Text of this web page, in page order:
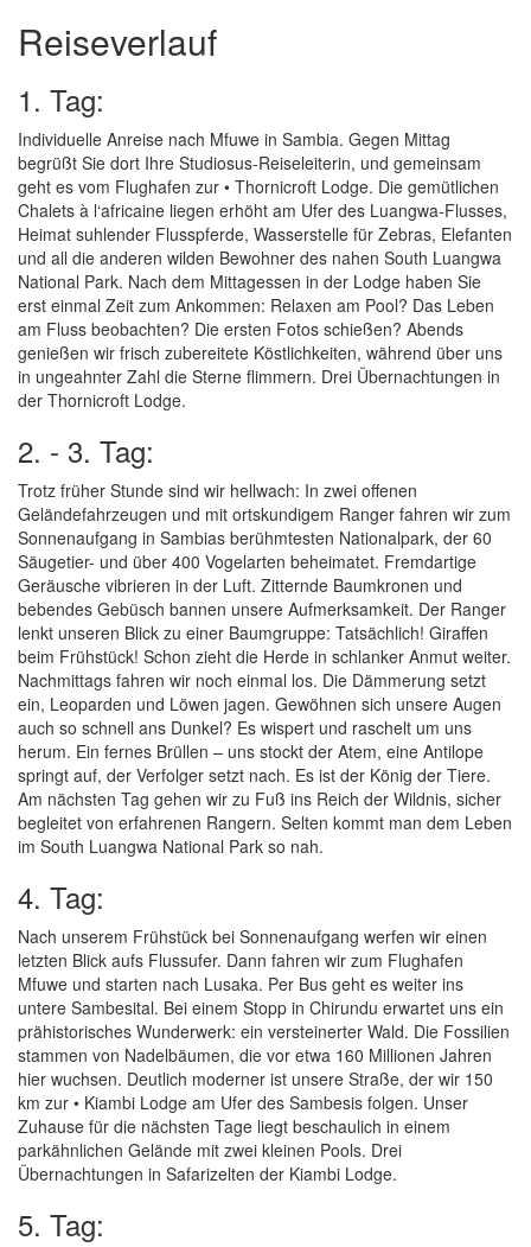
Reiseverlauf
1. Tag:
Individuelle Anreise nach Mfuwe in Sambia. Gegen Mittag
begrüßt Sie dort Ihre Studiosus-Reiseleiterin, und gemeinsam
geht es vom Flughafen zur • Thornicroft Lodge. Die gemütlichen
Chalets à l‘africaine liegen erhöht am Ufer des Luangwa-Flusses,
Heimat suhlender Flusspferde, Wasserstelle für Zebras, Elefanten
und all die anderen wilden Bewohner des nahen South Luangwa
National Park. Nach dem Mittagessen in der Lodge haben Sie
erst einmal Zeit zum Ankommen: Relaxen am Pool? Das Leben
am Fluss beobachten? Die ersten Fotos schießen? Abends
genießen wir frisch zubereitete Köstlichkeiten, während über uns
in ungeahnter Zahl die Sterne flimmern. Drei Übernachtungen in
der Thornicroft Lodge.
2. - 3. Tag:
Trotz früher Stunde sind wir hellwach: In zwei offenen
Geländefahrzeugen und mit ortskundigem Ranger fahren wir zum
Sonnenaufgang in Sambias berühmtesten Nationalpark, der 60
Säugetier- und über 400 Vogelarten beheimatet. Fremdartige
Geräusche vibrieren in der Luft. Zitternde Baumkronen und
bebendes Gebüsch bannen unsere Aufmerksamkeit. Der Ranger
lenkt unseren Blick zu einer Baumgruppe: Tatsächlich! Giraffen
beim Frühstück! Schon zieht die Herde in schlanker Anmut weiter.
Nachmittags fahren wir noch einmal los. Die Dämmerung setzt
ein, Leoparden und Löwen jagen. Gewöhnen sich unsere Augen
auch so schnell ans Dunkel? Es wispert und raschelt um uns
herum. Ein fernes Brüllen – uns stockt der Atem, eine Antilope
springt auf, der Verfolger setzt nach. Es ist der König der Tiere.
Am nächsten Tag gehen wir zu Fuß ins Reich der Wildnis, sicher
begleitet von erfahrenen Rangern. Selten kommt man dem Leben
im South Luangwa National Park so nah.
4. Tag:
Nach unserem Frühstück bei Sonnenaufgang werfen wir einen
letzten Blick aufs Flussufer. Dann fahren wir zum Flughafen
Mfuwe und starten nach Lusaka. Per Bus geht es weiter ins
untere Sambesital. Bei einem Stopp in Chirundu erwartet uns ein
prähistorisches Wunderwerk: ein versteinerter Wald. Die Fossilien
stammen von Nadelbäumen, die vor etwa 160 Millionen Jahren
hier wuchsen. Deutlich moderner ist unsere Straße, der wir 150
km zur • Kiambi Lodge am Ufer des Sambesis folgen. Unser
Zuhause für die nächsten Tage liegt beschaulich in einem
parkähnlichen Gelände mit zwei kleinen Pools. Drei
Übernachtungen in Safarizelten der Kiambi Lodge.
5. Tag: